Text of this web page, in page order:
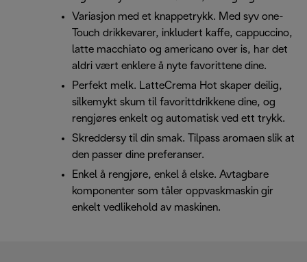
Variasjon med et knappetrykk. Med syv one-
Touch drikkevarer, inkludert kaffe, cappuccino,
latte macchiato og americano over is, har det
aldri vært enklere å nyte favorittene dine.
Perfekt melk. LatteCrema Hot skaper deilig,
silkemykt skum til favorittdrikkene dine, og
rengjøres enkelt og automatisk ved ett trykk.
Skreddersy til din smak. Tilpass aromaen slik at
den passer dine preferanser.
Enkel å rengjøre, enkel å elske. Avtagbare
komponenter som tåler oppvaskmaskin gir
enkelt vedlikehold av maskinen.